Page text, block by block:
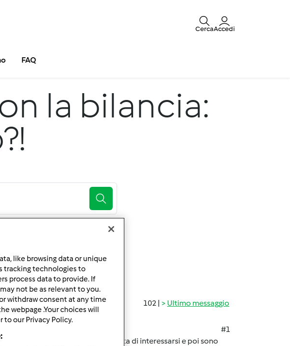
CercaAccedi
FAQ
la bilancia:
102 | Ultimo messaggio
#1
servizio clienti e hanno fatto finta di interessarsi e poi sono
like browsing data or unique
tracking technologies to
process data to provide. If
not be as relevant to you.
withdraw consent at any time
webpage .Your choices will
to our Privacy Policy.